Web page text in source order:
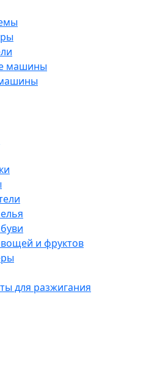
машины
и фруктов
для разжигания